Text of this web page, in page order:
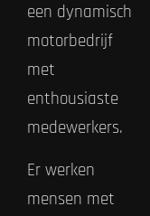
een dynamisch
motorbedrijf
met
enthousiaste
medewerkers.
Er werken
mensen met